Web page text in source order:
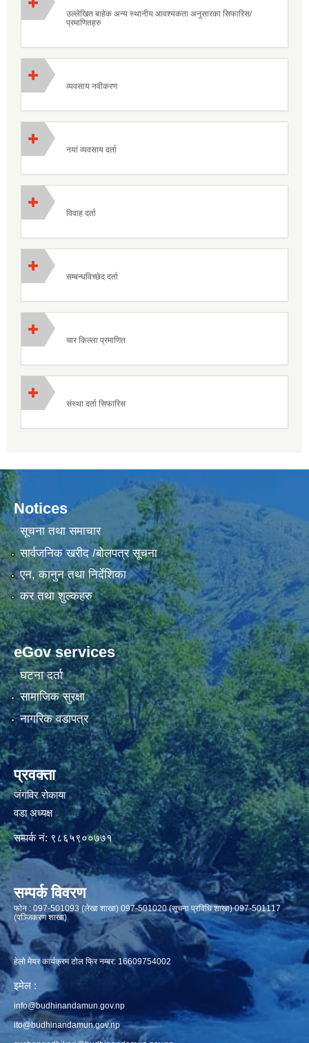
उल्लेखित बाहेक अन्य स्थानीय आवश्यकता अनुसारका सिफारिस/
प्रमाणितहरु
व्यवसाय नवीकरण
नयां व्यवसाय दर्ता
विवाह दर्ता
सम्बन्धविच्छेद दर्ता
चार किल्ला प्रमाणित
संस्था दर्ता सिफारिस
Notices
सूचना तथा समाचार
सार्वजनिक खरीद /बोलपत्र सूचना
एन, कानुन तथा निर्देशिका
कर तथा शुल्कहरु
eGov services
घटना दर्ता
सामाजिक सुरक्षा
नागरिक वडापत्र
प्रवक्ता
जंगविर रोकाया
वडा अध्यक्ष
सम्पर्क नं: ९८६५९००७७१
सम्पर्क विवरण
फाेन : 097-501093 (लेखा शाखा) 097-501020 (सूचना प्रविधि शाखा) 097-501117
(पञ्जिकरण शाखा)
हेलो मेयर कार्यक्रम टोल फ्रि नम्बर: 16609754002
इमेल :
info@budhinandamun.gov.np
ito@budhinandamun.gov.np